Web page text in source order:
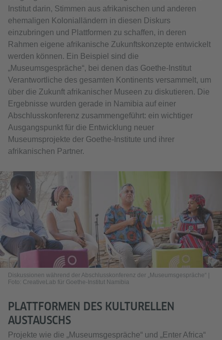
Institut darin, Stimmen aus afrikanischen und anderen
ehemaligen Kolonialländern in diesen Diskurs
einzubringen und Plattformen zu schaffen, in deren
Rahmen eigene afrikanische Zukunftskonzepte entwickelt
werden können. Ein Beispiel sind die
„Museumsgespräche“, bei denen das Goethe-Institut
Verantwortliche des gesamten Kontinents versammelt, um
über die Zukunft afrikanischer Museen zu diskutieren. Die
Ergebnisse wurden gerade in Namibia auf einer
Abschlusskonferenz zusammengeführt: ein wichtiger
Ausgangspunkt für die Entwicklung neuer
Museumsprojekte der Goethe-Institute und ihrer
afrikanischen Partner.
Diskussionen während der Abschlusskonferenz der „Museumsgespräche“ |
Foto: CreativeLab für Goethe-Institut Namibia
PLATTFORMEN DES KULTURELLEN
AUSTAUSCHS
Projekte wie die „Museumsgespräche“ und „Enter Africa“